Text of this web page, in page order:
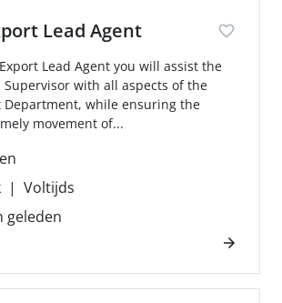
Lead Agent
Lead Agent you will assist the
Supervisor with all aspects of the
Department, while ensuring the
movement of...
Voltijds
geleden